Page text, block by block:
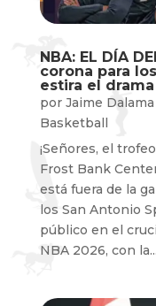
NBA: EL DÍA
corona para
estira el drama
por Jaime Dalama
Basketball
¡Señores, el
Frost Bank
está fuera de la
los San Antonio
público en el
NBA 2026, con la...